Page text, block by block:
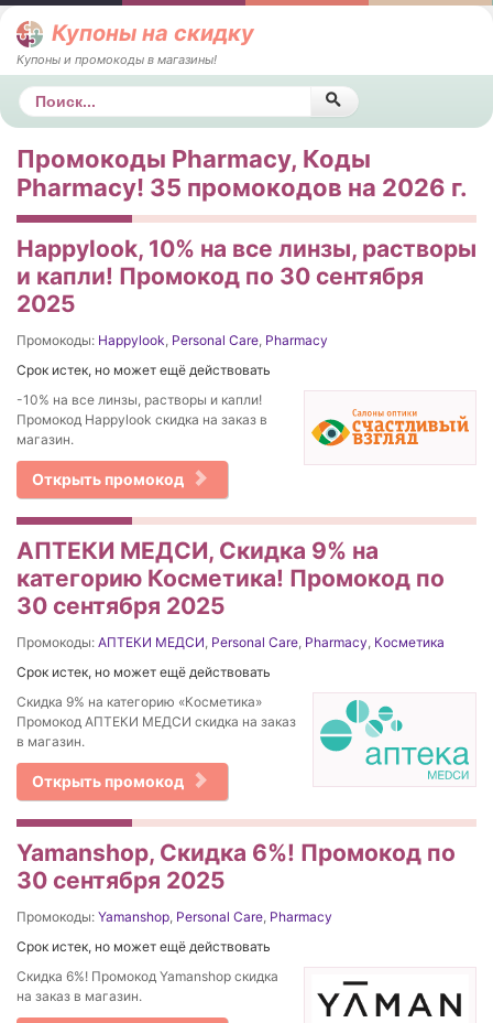
Купоны на скидку
Купоны и промокоды в магазины!
Поиск
Промокоды Pharmacy, Коды
Pharmacy! 35 промокодов на 2026 г.
Happylook, 10% на все линзы, растворы
и капли! Промокод по 30 сентября
2025
Промокоды: Happylook, Personal Care, Pharmacy
Срок истек, но может ещё действовать
-10% на все линзы, растворы и капли!
Промокод Happylook скидка на заказ в
магазин.
Открыть промокод
АПТЕКИ МЕДСИ, Скидка 9% на
категорию Косметика! Промокод по
30 сентября 2025
Промокоды: АПТЕКИ МЕДСИ, Personal Care, Pharmacy, Косметика
Срок истек, но может ещё действовать
Скидка 9% на категорию «Косметика»
Промокод АПТЕКИ МЕДСИ скидка на заказ
в магазин.
Открыть промокод
Yamanshop, Скидка 6%! Промокод по
30 сентября 2025
Промокоды: Yamanshop, Personal Care, Pharmacy
Срок истек, но может ещё действовать
Скидка 6%! Промокод Yamanshop скидка
на заказ в магазин.